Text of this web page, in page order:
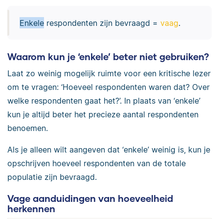
Enkelerespondenten zijn bevraagd = vaag.
Waarom kun je ‘enkele’ beter niet gebruiken?
Laat zo weinig mogelijk ruimte voor een kritische lezer
om te vragen: ‘Hoeveel respondenten waren dat? Over
welke respondenten gaat het?’. In plaats van ‘enkele’
kun je altijd beter het precieze aantal respondenten
benoemen.
Als je alleen wilt aangeven dat ‘enkele’ weinig is, kun je
opschrijven hoeveel respondenten van de totale
populatie zijn bevraagd.
Vage aanduidingen van hoeveelheid
herkennen